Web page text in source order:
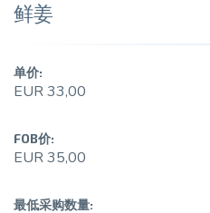
鲜姜
单价:
EUR 33,00
FOB价:
EUR 35,00
最低采购数量: